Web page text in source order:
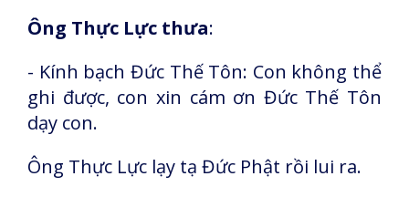
Ông Thực Lực thưa:
- Kính bạch Đức Thế Tôn: Con không thể
ghi được, con xin cám ơn Đức Thế Tôn
dạy con.
Ông Thực Lực lạy tạ Đức Phật rồi lui ra.